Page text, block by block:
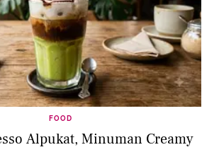
FOOD
Alpukat, Minuman Creamy